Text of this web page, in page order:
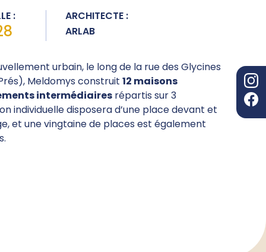
:
ARCHITECTE :
ARLAB
urbain, le long de la rue des Glycines
Meldomys construit 12 maisons
intermédiaires répartis sur 3
individuelle disposera d’une place devant et
et une vingtaine de places est également